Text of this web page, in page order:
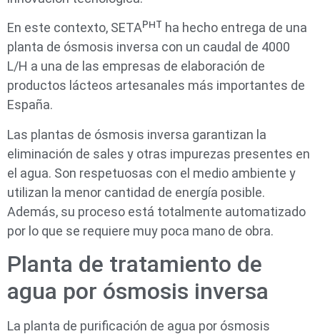
En este contexto, SETAᴾᴴᵀ ha hecho entrega de una
planta de ósmosis inversa con un caudal de 4000
L/H a una de las empresas de elaboración de
productos lácteos artesanales más importantes de
España.
Las plantas de ósmosis inversa garantizan la
eliminación de sales y otras impurezas presentes en
el agua. Son respetuosas con el medio ambiente y
utilizan la menor cantidad de energía posible.
Además, su proceso está totalmente automatizado
por lo que se requiere muy poca mano de obra.
Planta de tratamiento de
agua por ósmosis inversa
La planta de purificación de agua por ósmosis